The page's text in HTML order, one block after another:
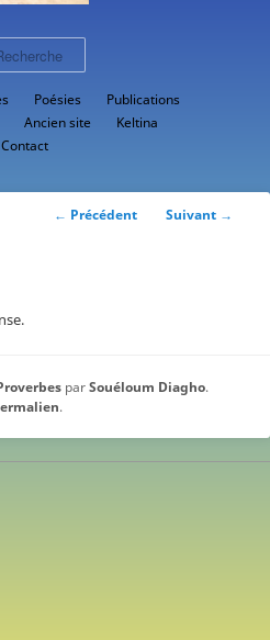
Aller
au
contenu
Poésies
Publications
Ancien site
Keltina
Contact
Navigation
← Précédent Suivant →
parSouéloum Diagho.
.